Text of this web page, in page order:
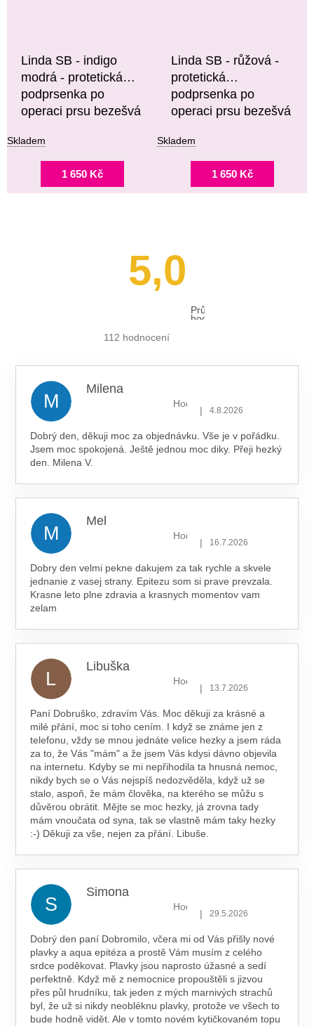
Linda SB - indigo
modrá - protetická
podprsenka po
operaci prsu bezešvá
Skladem
1 650 Kč
Linda SB - růžová -
protetická
podprsenka po
operaci prsu bezešvá
Skladem
1 650 Kč
5,0
Průměrné
hodnocení
112 hodnocení
M
Milena
Hodnocení obchodu je 5 z 5
| 4.8.2026
Dobrý den, děkuji moc za objednávku. Vše je v pořádku.
Jsem moc spokojená. Ještě jednou moc diky. Přeji hezký
den. Milena V.
M
Mel
Hodnocení obchodu je 5 z 5
| 16.7.2026
Dobry den velmi pekne dakujem za tak rychle a skvele
jednanie z vasej strany. Epitezu som si prave prevzala.
Krasne leto plne zdravia a krasnych momentov vam
zelam
L
Libuška
Hodnocení obchodu je 5 z 5
| 13.7.2026
Paní Dobruško, zdravím Vás. Moc děkuji za krásné a
milé přání, moc si toho cením. I když se známe jen z
telefonu, vždy se mnou jednáte velice hezky a jsem ráda
za to, že Vás "mám" a že jsem Vás kdysi dávno objevila
na internetu. Kdyby se mi nepřihodila ta hnusná nemoc,
nikdy bych se o Vás nejspíš nedozvěděla, když už se
stalo, aspoň, že mám člověka, na kterého se můžu s
důvěrou obrátit. Mějte se moc hezky, já zrovna tady
mám vnoučata od syna, tak se vlastně mám taky hezky
:-) Děkuji za vše, nejen za přání. Libuše.
S
Simona
Hodnocení obchodu je 5 z 5
| 29.5.2026
Dobrý den paní Dobromilo, včera mi od Vás přišly nové
plavky a aqua epitéza a prostě Vám musím z celého
srdce poděkovat. Plavky jsou naprosto úžasné a sedí
perfektně. Když mě z nemocnice propouštěli s jizvou
přes půl hrudníku, tak jeden z mých marnivých strachů
byl, že už si nikdy neobléknu plavky, protože ve všech to
bude hodně vidět. Ale v tomto novém kytičkovaném topu